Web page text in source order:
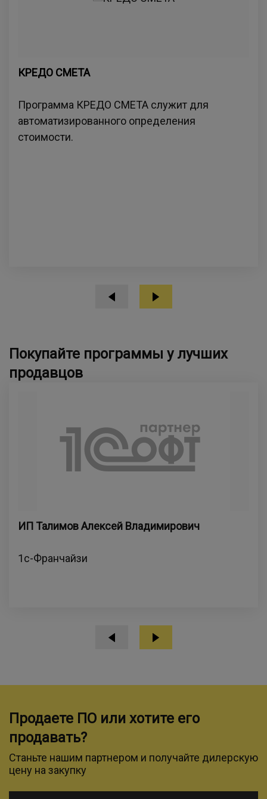
КРЕДО СМЕТА
Программа КРЕДО СМЕТА служит для
автоматизированного определения
стоимости.
Покупайте программы у лучших
продавцов
ИП Талимов Алексей Владимирович
1с-Франчайзи
Продаете ПО или хотите его
продавать?
Станьте нашим партнером и получайте дилерскую
цену на закупку